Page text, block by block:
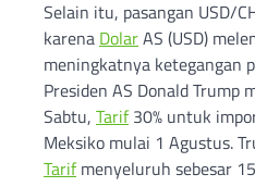
Selain itu, pasangan USD/
karena DolarAS (USD)
meningkatnya ketegangan
Presiden AS Donald Trump
Sabtu, Tarif30% untuk
Meksiko mulai 1 Agustus.
Tarifmenyeluruh sebesar